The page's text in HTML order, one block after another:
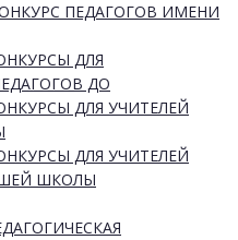
ПЕДАГОГОВ ИМЕНИ
ДЛЯ
ДО
ДЛЯ УЧИТЕЛЕЙ
ДЛЯ УЧИТЕЛЕЙ
ШКОЛЫ